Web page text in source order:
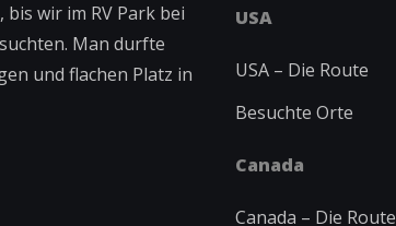
wir im RV Park bei
Man durfte
und flachen Platz in
USA
USA – Die Route
Besuchte Orte
Canada
Canada – Die Route